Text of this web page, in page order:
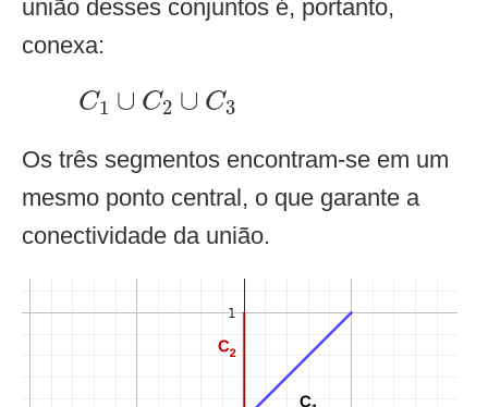
união desses conjuntos é, portanto,
conexa:
C1 ∪ C2 ∪ C3
C 1∪ C2 ∪C3
Os três segmentos encontram-se em um
mesmo ponto central, o que garante a
conectividade da união.